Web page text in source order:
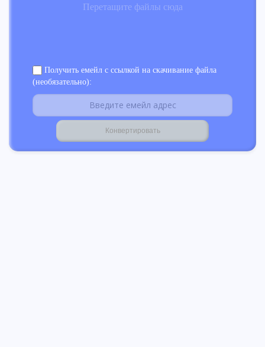
Перетащите файлы сюда
Получить емейл с ссылкой на скачивание файла
(необязательно):